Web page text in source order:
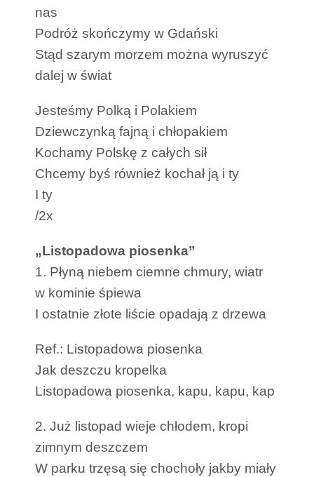
nas
Podróż skończymy w Gdański
Stąd szarym morzem można wyruszyć
dalej w świat
Jesteśmy Polką i Polakiem
Dziewczynką fajną i chłopakiem
Kochamy Polskę z całych sił
Chcemy byś również kochał ją i ty
I ty
/2x
„Listopadowa piosenka”
1. Płyną niebem ciemne chmury, wiatr
w kominie śpiewa
I ostatnie złote liście opadają z drzewa
Ref.: Listopadowa piosenka
Jak deszczu kropelka
Listopadowa piosenka, kapu, kapu, kap
2. Już listopad wieje chłodem, kropi
zimnym deszczem
W parku trzęsą się chochoły jakby miały